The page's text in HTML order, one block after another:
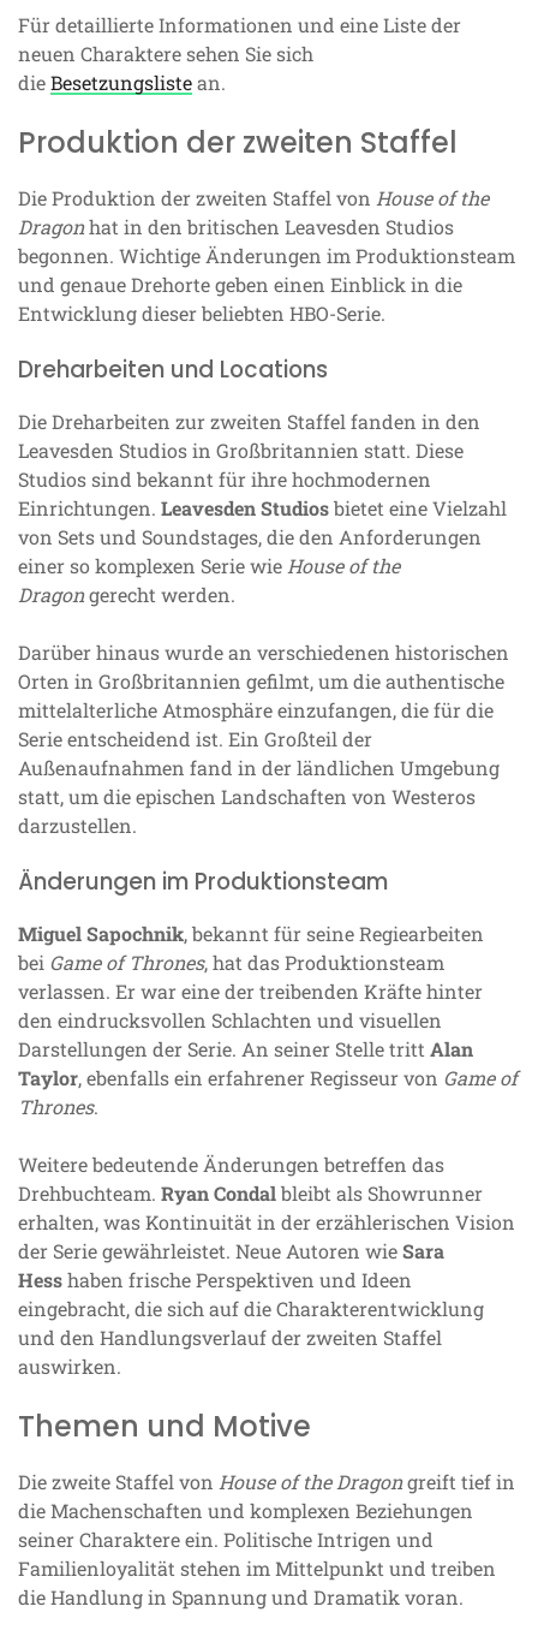
Für detaillierte Informationen und eine Liste der
neuen Charaktere sehen Sie sich
dieBesetzungslistean.
Produktion der zweiten Staffel
Die Produktion der zweiten Staffel von House of the
Dragonhat in den britischen Leavesden Studios
begonnen. Wichtige Änderungen im Produktionsteam
und genaue Drehorte geben einen Einblick in die
Entwicklung dieser beliebten HBO-Serie.
Dreharbeiten und Locations
Die Dreharbeiten zur zweiten Staffel fanden in den
Leavesden Studios in Großbritannien statt. Diese
Studios sind bekannt für ihre hochmodernen
Einrichtungen. Leavesden Studiosbietet eine Vielzahl
von Sets und Soundstages, die den Anforderungen
einer so komplexen Serie wie House of the
Dragongerecht werden.
Darüber hinaus wurde an verschiedenen historischen
Orten in Großbritannien gefilmt, um die authentische
mittelalterliche Atmosphäre einzufangen, die für die
Serie entscheidend ist. Ein Großteil der
Außenaufnahmen fand in der ländlichen Umgebung
statt, um die epischen Landschaften von Westeros
darzustellen.
Änderungen im Produktionsteam
Miguel Sapochnik, bekannt für seine Regiearbeiten
bei Game of Thrones, hat das Produktionsteam
verlassen. Er war eine der treibenden Kräfte hinter
den eindrucksvollen Schlachten und visuellen
Darstellungen der Serie. An seiner Stelle tritt Alan
Taylor, ebenfalls ein erfahrener Regisseur von Game of
Thrones.
Weitere bedeutende Änderungen betreffen das
Drehbuchteam. Ryan Condalbleibt als Showrunner
erhalten, was Kontinuität in der erzählerischen Vision
der Serie gewährleistet. Neue Autoren wieSara
Hesshaben frische Perspektiven und Ideen
eingebracht, die sich auf die Charakterentwicklung
und den Handlungsverlauf der zweiten Staffel
auswirken.
Themen und Motive
Die zweite Staffel von House of the Dragongreift tief in
die Machenschaften und komplexen Beziehungen
seiner Charaktere ein. Politische Intrigen und
Familienloyalität stehen im Mittelpunkt und treiben
die Handlung in Spannung und Dramatik voran.